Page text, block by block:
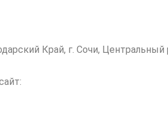
Край, г. Сочи, Центральный